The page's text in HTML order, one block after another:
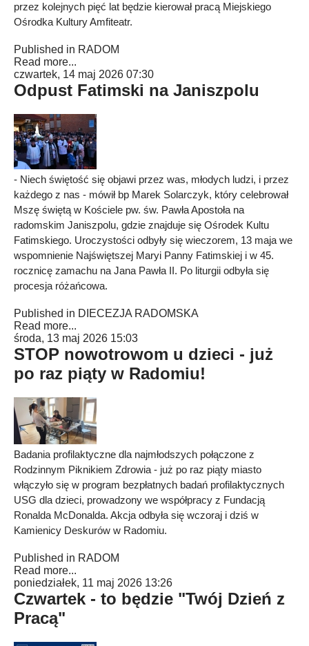
przez kolejnych pięć lat będzie kierował pracą Miejskiego
Ośrodka Kultury Amfiteatr.
Published in RADOM
Read more...
czwartek, 14 maj 2026 07:30
Odpust Fatimski na Janiszpolu
- Niech świętość się objawi przez was, młodych ludzi, i przez
każdego z nas - mówił bp Marek Solarczyk, który celebrował
Mszę świętą w Kościele pw. św. Pawła Apostoła na
radomskim Janiszpolu, gdzie znajduje się Ośrodek Kultu
Fatimskiego. Uroczystości odbyły się wieczorem, 13 maja we
wspomnienie Najświętszej Maryi Panny Fatimskiej i w 45.
rocznicę zamachu na Jana Pawła II. Po liturgii odbyła się
procesja różańcowa.
Published in DIECEZJA RADOMSKA
Read more...
środa, 13 maj 2026 15:03
STOP nowotrowom u dzieci - już
po raz piąty w Radomiu!
Badania profilaktyczne dla najmłodszych połączone z
Rodzinnym Piknikiem Zdrowia - już po raz piąty miasto
włączyło się w program bezpłatnych badań profilaktycznych
USG dla dzieci, prowadzony we współpracy z Fundacją
Ronalda McDonalda. Akcja odbyła się wczoraj i dziś w
Kamienicy Deskurów w Radomiu.
Published in RADOM
Read more...
poniedziałek, 11 maj 2026 13:26
Czwartek - to będzie "Twój Dzień z
Pracą"